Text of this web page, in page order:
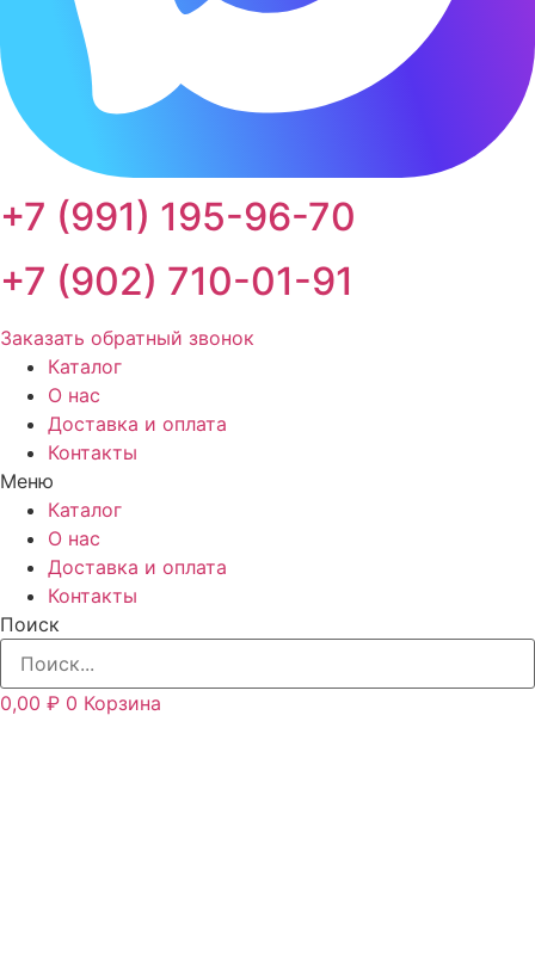
+7 (991) 195-96-70
+7 (902) 710-01-91
Заказать обратный звонок
Каталог
О нас
Доставка и оплата
Контакты
Меню
Каталог
О нас
Доставка и оплата
Контакты
Поиск
0,00 ₽ 0 Корзина